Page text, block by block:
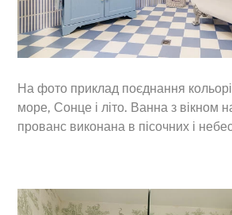
На фото приклад поєднання
море, Сонце і літо. Ванна з вікном
прованс виконана в пісочних і